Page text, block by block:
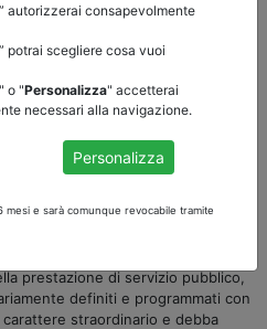
PUBBLICI
DELIBERA n.
che l’eventuale trasferimento di
prestazione di servizio pubblico,
definiti e programmati con
straordinario e debba
” autorizzerai consapevolmente
” potrai scegliere cosa vuoi
" o "Personalizza" accetterai
necessari alla navigazione.
Personalizza
e sarà comunque revocabile tramite